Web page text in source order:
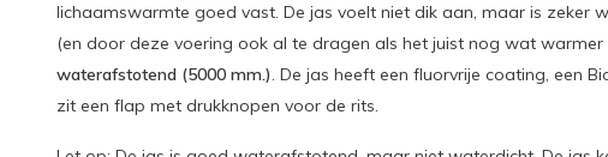
lichaamswarmte goed vast. De jas voelt niet dik aan, maar is zeker
(en door deze voering ook al te dragen als het juist nog wat warmer
waterafstotend (5000 mm.). De jas heeft een fluorvrije coating, een
zit een flap met drukknopen voor de rits.